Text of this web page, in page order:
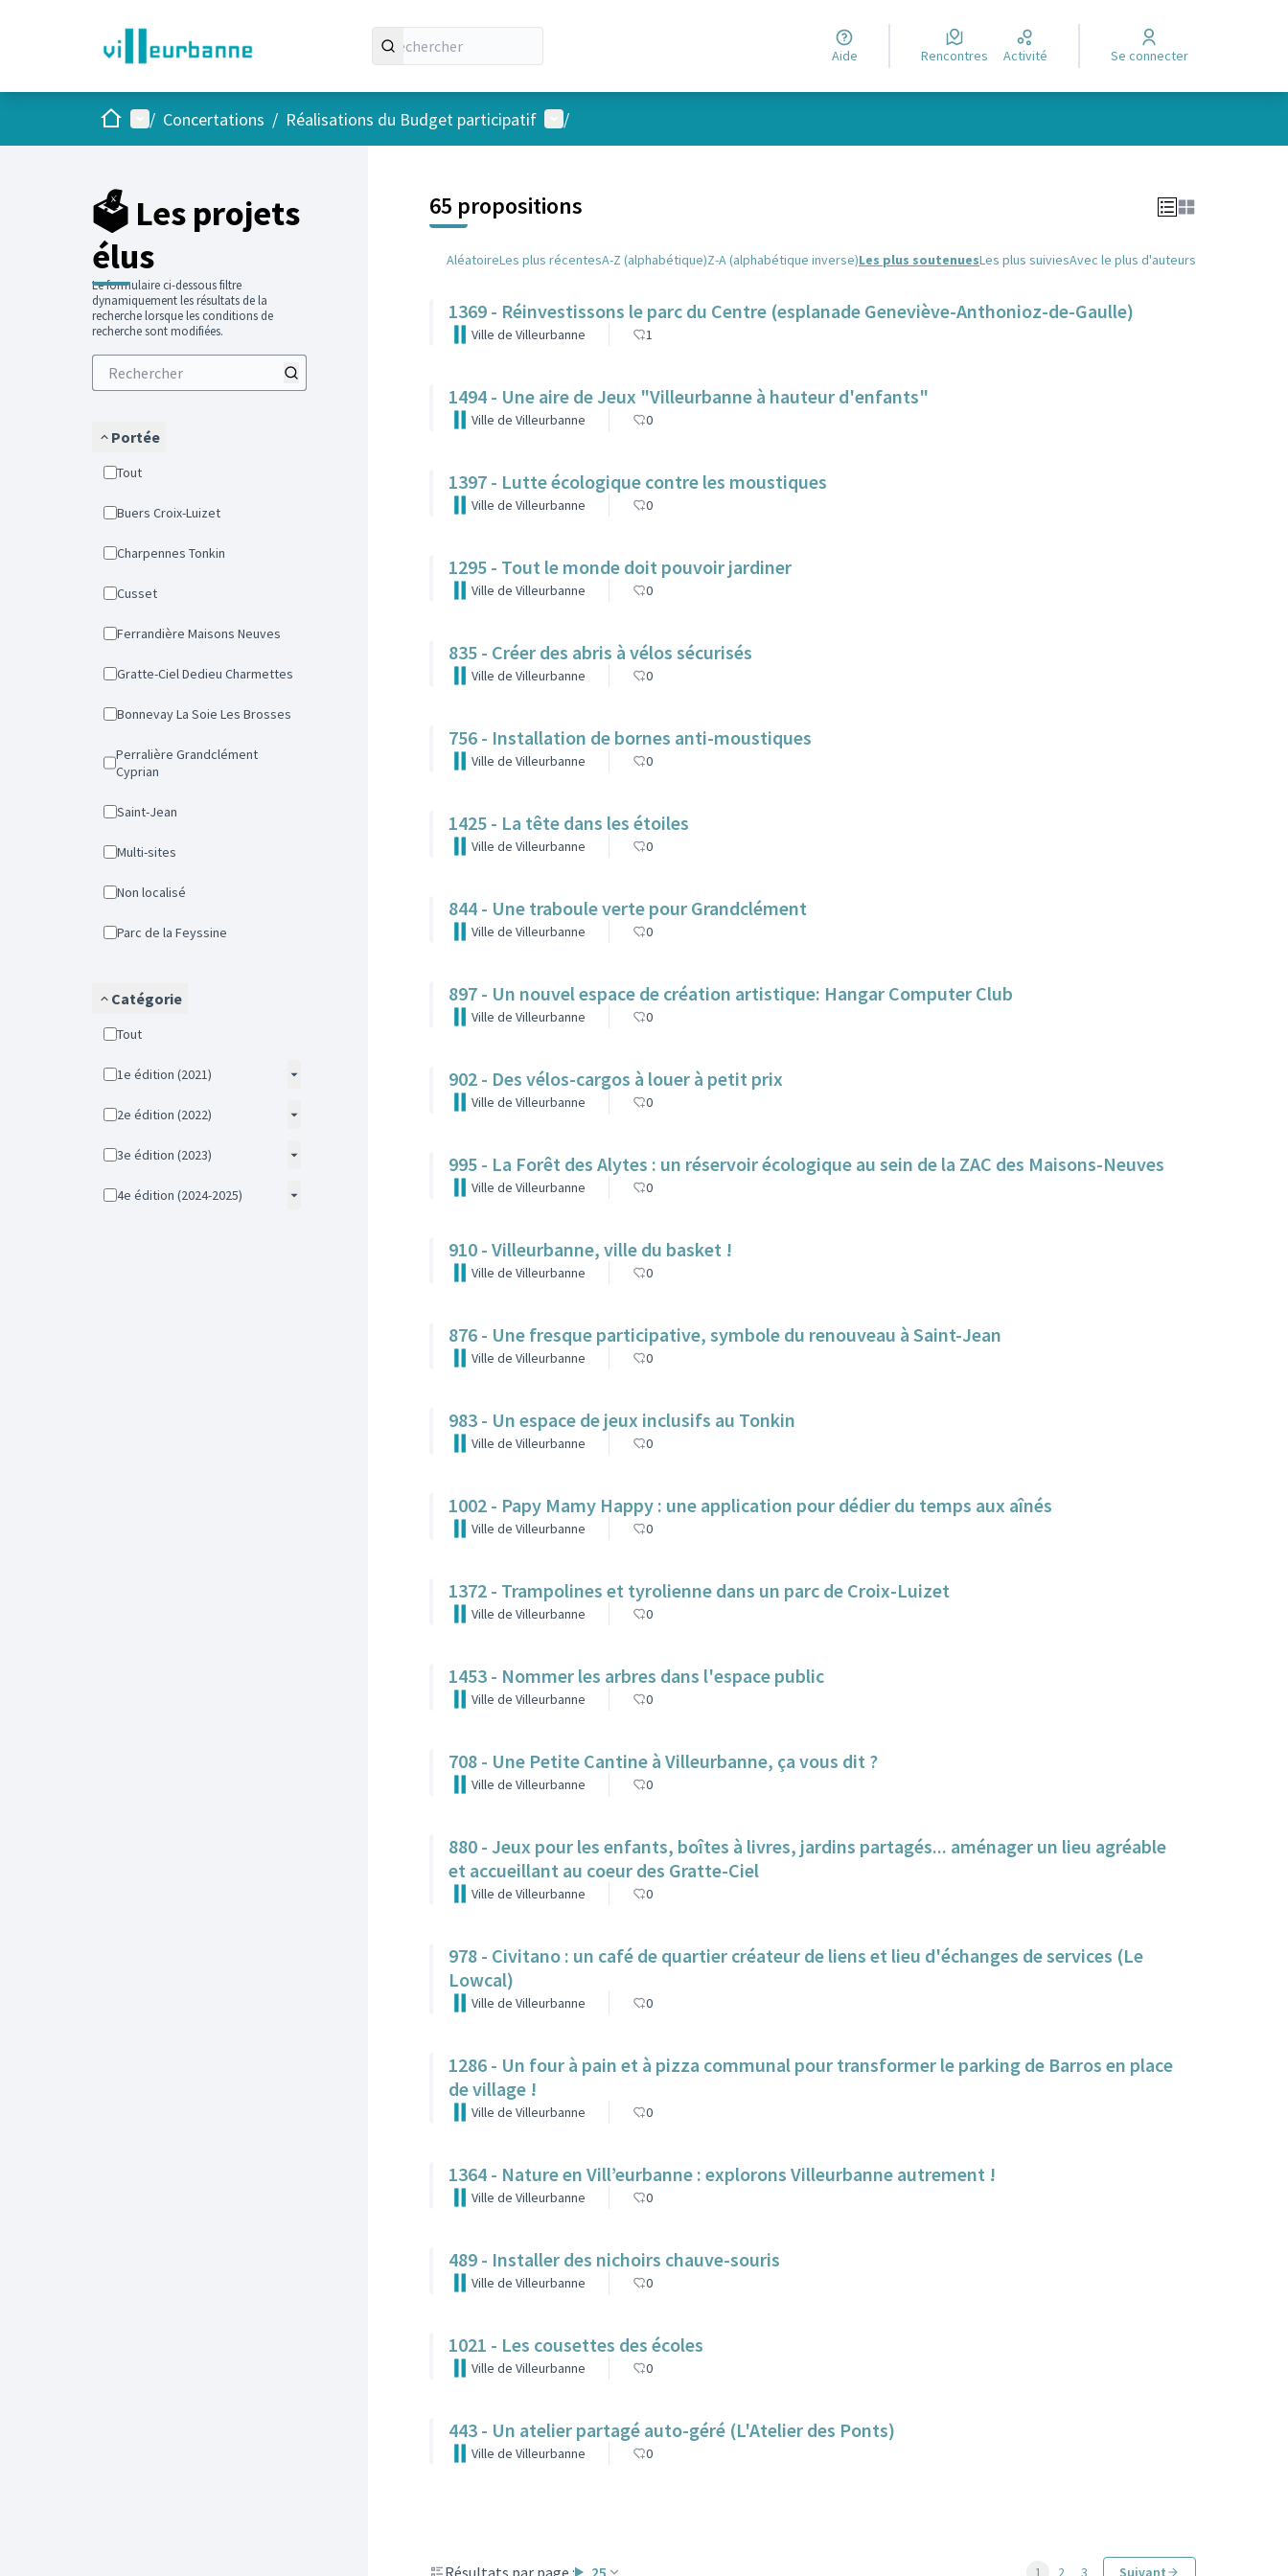
Aide Rencontres Activité Se connecter
AccueilMenu principal
/ Concertations / Réalisations du Budget participatif Menu utilisateur
/
🗳️ Les projets
élus
Le formulaire ci-dessous filtre
dynamiquement les résultats de la
recherche lorsque les conditions de
recherche sont modifiées.
Portée
Tout
Buers Croix-Luizet
Charpennes Tonkin
Cusset
Ferrandière Maisons Neuves
Gratte-Ciel Dedieu Charmettes
Bonnevay La Soie Les Brosses
Perralière Grandclément
Cyprian
Saint-Jean
Multi-sites
Non localisé
Parc de la Feyssine
Catégorie
Tout
1e édition (2021)
2e édition (2022)
3e édition (2023)
4e édition (2024-2025)
65 propositions
AléatoireLes plus récentesA-Z (alphabétique)Z-A (alphabétique inverse)Les plus soutenuesLes plus suiviesAvec le plus d'auteurs
1369 - Réinvestissons le parc du Centre (esplanade Geneviève-Anthonioz-de-Gaulle)
Ville de Villeurbanne 1
1494 - Une aire de Jeux "Villeurbanne à hauteur d'enfants"
Ville de Villeurbanne 0
1397 - Lutte écologique contre les moustiques
Ville de Villeurbanne 0
1295 - Tout le monde doit pouvoir jardiner
Ville de Villeurbanne 0
835 - Créer des abris à vélos sécurisés
Ville de Villeurbanne 0
756 - Installation de bornes anti-moustiques
Ville de Villeurbanne 0
1425 - La tête dans les étoiles
Ville de Villeurbanne 0
844 - Une traboule verte pour Grandclément
Ville de Villeurbanne 0
897 - Un nouvel espace de création artistique: Hangar Computer Club
Ville de Villeurbanne 0
902 - Des vélos-cargos à louer à petit prix
Ville de Villeurbanne 0
995 - La Forêt des Alytes : un réservoir écologique au sein de la ZAC des Maisons-Neuves
Ville de Villeurbanne 0
910 - Villeurbanne, ville du basket !
Ville de Villeurbanne 0
876 - Une fresque participative, symbole du renouveau à Saint-Jean
Ville de Villeurbanne 0
983 - Un espace de jeux inclusifs au Tonkin
Ville de Villeurbanne 0
1002 - Papy Mamy Happy : une application pour dédier du temps aux aînés
Ville de Villeurbanne 0
1372 - Trampolines et tyrolienne dans un parc de Croix-Luizet
Ville de Villeurbanne 0
1453 - Nommer les arbres dans l'espace public
Ville de Villeurbanne 0
708 - Une Petite Cantine à Villeurbanne, ça vous dit ?
Ville de Villeurbanne 0
880 - Jeux pour les enfants, boîtes à livres, jardins partagés... aménager un lieu agréable
et accueillant au coeur des Gratte-Ciel
Ville de Villeurbanne 0
978 - Civitano : un café de quartier créateur de liens et lieu d'échanges de services (Le
Lowcal)
Ville de Villeurbanne 0
1286 - Un four à pain et à pizza communal pour transformer le parking de Barros en place
de village !
Ville de Villeurbanne 0
1364 - Nature en Vill’eurbanne : explorons Villeurbanne autrement !
Ville de Villeurbanne 0
489 - Installer des nichoirs chauve-souris
Ville de Villeurbanne 0
1021 - Les cousettes des écoles
Ville de Villeurbanne 0
443 - Un atelier partagé auto-géré (L'Atelier des Ponts)
Ville de Villeurbanne 0
Résultats par page : 25 1 2 3 Suivant